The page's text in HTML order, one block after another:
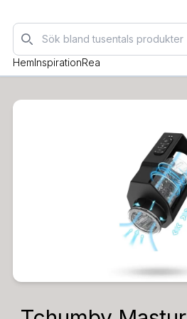
Sök
HemInspirationRea